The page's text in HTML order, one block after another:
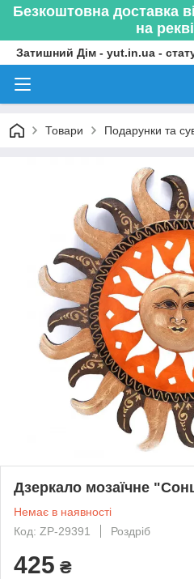
Безкоштовна доставка
на
Затишний Дім - yut.in.ua -
Товари Подарунки та
Дзеркало мозаїчне
Немає в наявності
Код: ZP-29391
Роздріб
425 ₴